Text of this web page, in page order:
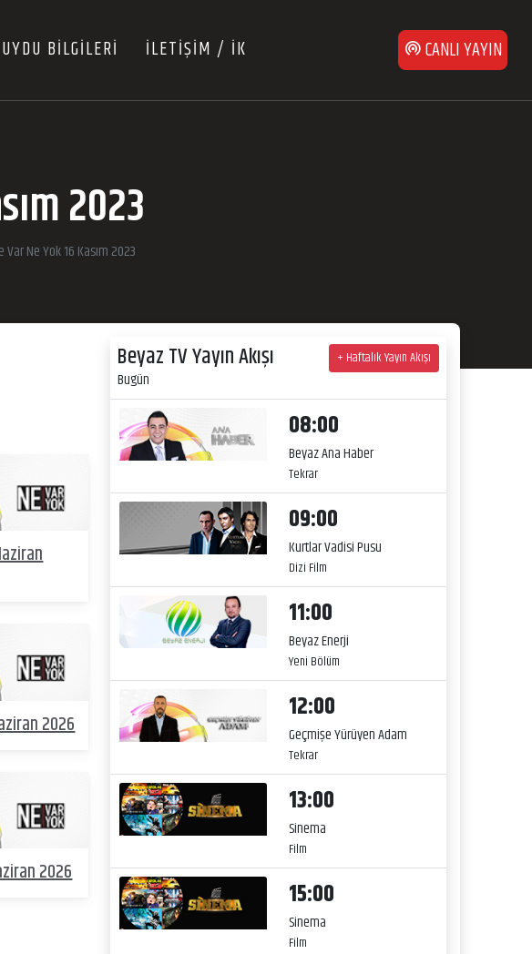
UYDU BİLGİLERİ İLETİŞİM / İK CANLI YAYIN
2023
Var Ne Yok 16 Kasım 2023
2026
2026
Beyaz TV Yayın Akışı
Bugün
+ Haftalık Yayın Akışı
08:00
Beyaz Ana Haber
Tekrar
09:00
Kurtlar Vadisi Pusu
Dizi Film
11:00
Beyaz Enerji
Yeni Bölüm
12:00
Geçmişe Yürüyen Adam
Tekrar
13:00
Sinema
Film
15:00
Sinema
Film